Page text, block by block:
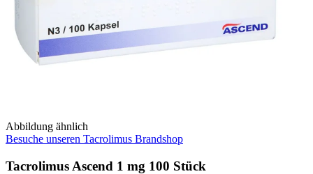
Abbildung ähnlich
Besuche unseren Tacrolimus Brandshop
Tacrolimus Ascend 1 mg 100 Stück